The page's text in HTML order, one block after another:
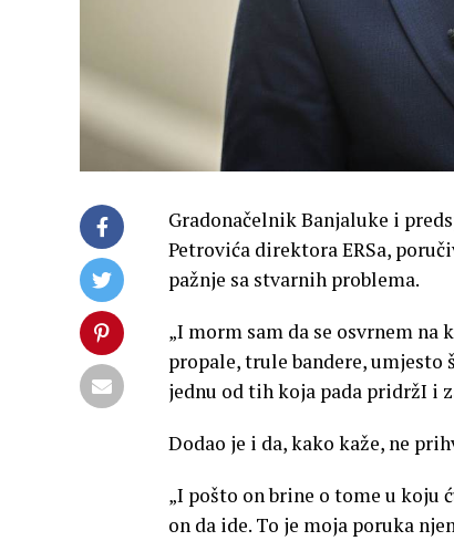
Gradonačelnik Banjaluke i
Petrovića direktora ERSa,
pažnje sa stvarnih problema.
„I morm sam da se osvrnem
propale, trule bandere,
jednu od tih koja pada pridržI i
Dodao je i da, kako kaže, ne
„I pošto on brine o tome u koju
on da ide. To je moja poruka